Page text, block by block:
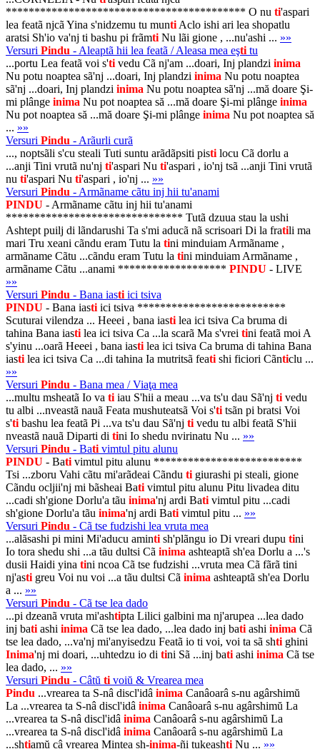
****************************************** O nu ti'aspari
lea featã njcã Yina s'nidzemu tu munti Aclo ishi ari lea shopatlu
aratsi Sh'io va'nj ti bashu pi frãmti Nu lãi gione , ...nu'ashi ... »»
Versuri Pindu - Aleaptã hii lea featã / Aleasa mea eşti tu
...portu Lea featã voi s'ti vedu Cã nj'am ...doari, Inj plandzi inima
Nu potu noaptea sã'nj ...doari, Inj plandzi inima Nu potu noaptea
sã'nj ...doari, Inj plandzi inima Nu potu noaptea sã'nj ...mă doare Şi-
mi plânge inima Nu pot noaptea să ...mă doare Şi-mi plânge inima
Nu pot noaptea să ...mă doare Şi-mi plânge inima Nu pot noaptea să
... »»
Versuri Pindu - Arãurli curã
..., noptsãli s'cu steali Tuti suntu arãdãpsiti pisti locu Cã dorlu a
...anji Tini vrutã nu'nj ti'aspari Nu ti'aspari , io'nj tsã ...anji Tini vrutã
nu ti'aspari Nu ti'aspari , io'nj ... »»
Versuri Pindu - Armãname cãtu inj hii tu'anami
PINDU - Armãname cãtu inj hii tu'anami
******************************* Tutã dzuua stau la ushi
Ashtept puilj di lãndarushi Ta s'mi aducã nã scrisoari Di la fratili ma
mari Tru xeani cãndu eram Tutu la tini minduiam Armãname ,
armãname Cãtu ...cãndu eram Tutu la tini minduiam Armãname ,
armãname Cãtu ...anami ******************* PINDU - LIVE
»»
Versuri Pindu - Bana iasti ici tsiva
PINDU - Bana iasti ici tsiva **************************
Scuturai vilendza ... Heeei , bana iasti lea ici tsiva Ca bruma di
tahina Bana iasti lea ici tsiva Ca ...la scarã Ma s'vrei tini featã moi A
s'yinu ...oarã Heeei , bana iasti lea ici tsiva Ca bruma di tahina Bana
iasti lea ici tsiva Ca ...di tahina Ia mutritsã feati shi ficiori Cãnticlu ...
»»
Versuri Pindu - Bana mea / Viaţa mea
...multu msheatã Io va ti iau S'hii a meau ...va ts'u dau Sã'nj ti vedu
tu albi ...nveastã nauã Feata mushuteatsã Voi s'ti tsãn pi bratsi Voi
s'ti bashu lea featã Pi ...va ts'u dau Sã'nj ti vedu tu albi featã S'hii
nveastã nauã Diparti di tini Io shedu nvirinatu Nu ... »»
Versuri Pindu - Bati vimtul pitu alunu
PINDU - Bati vimtul pitu alunu **************************
Tsi ...zboru Vahi cãtu mi'arãdeai Cãndu ti giurashi pi steali, gione
Cãndu ocljii'nj mi bãsheai Bati vimtul pitu alunu Pitu livadea ditu
...cadi sh'gione Dorlu'a tãu inima'nj ardi Bati vimtul pitu ...cadi
sh'gione Dorlu'a tãu inima'nj ardi Bati vimtul pitu ... »»
Versuri Pindu - Cã tse fudzishi lea vruta mea
...alãsashi pi mini Mi'aducu aminti sh'plãngu io Di vreari dupu tini
Io tora shedu shi ...a tãu dultsi Cã inima ashteaptã sh'ea Dorlu a ...'s
dusii Haidi yina tini ncoa Cã tse fudzishi ...vruta mea Cã fãrã tini
nj'asti greu Voi nu voi ...a tãu dultsi Cã inima ashteaptã sh'ea Dorlu
a ... »»
Versuri Pindu - Cã tse lea dado
...pi dzeanã vruta mi'ashtipta Lilici galbini ma nj'arupea ...lea dado
inj bati ashi inima Cã tse lea dado, ...lea dado inj bati ashi inima Cã
tse lea dado, ...va'nj mi'anyisedzu Featã io ti voi, voi ta sã shti ghini
Inima'nj mi doari, ...uhtedzu io di tini Sã ...inj bati ashi inima Cã tse
lea dado, ... »»
Versuri Pindu - Câtŭ ti voiŭ & Vrearea mea
Pindu ...vrearea ta S-nâ discl'idâ inima Canâoarâ s-nu agârshimŭ
La ...vrearea ta S-nâ discl'idâ inima Canâoarâ s-nu agârshimŭ La
...vrearea ta S-nâ discl'idâ inima Canâoarâ s-nu agârshimŭ La
...vrearea ta S-nâ discl'idâ inima Canâoarâ s-nu agârshimŭ La
...shtiamŭ câ vrearea Mintea sh-inima-ñi tukeashti Nu ... »»